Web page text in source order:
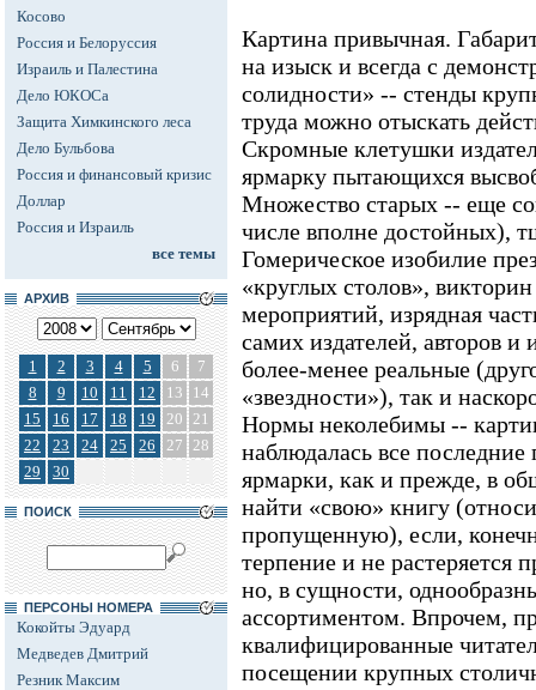
Косово
Россия и Белоруссия
Израиль и Палестина
Дело ЮКОСа
Защита Химкинского леса
Дело Бульбова
Россия и финансовый кризис
Доллар
Россия и Израиль
все темы
АРХИВ
1 2 3 4 5 6
7
8
9 10 11 12 13
14
15
16 17 18 19 20 21
22
23 24 25 26 27 28
29
30
ПОИСК
ПЕРСОНЫ НОМЕРА
Кокойты Эдуард
Медведев Дмитрий
Резник Максим
Картина привычная.
на изыск и всегда с
солидности» -- стенды
труда можно отыскать
Скромные клетушки
ярмарку пытающихся
Множество старых -- еще
числе вполне достойных),
Гомерическое изобилие
«круглых столов»,
мероприятий, изрядная
самих издателей, авторов
более-менее реальные
«звездности»), так и
Нормы неколебимы --
наблюдалась все
ярмарки, как и прежде, в
найти «свою» книгу
пропущенную), если,
терпение и не растеряется
но, в сущности,
ассортиментом. Впрочем,
квалифицированные
посещении крупных